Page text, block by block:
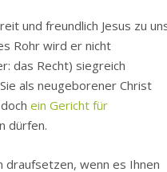
und freundlich Jesus zu
Rohr wird er nicht
das Recht) siegreich
als neugeborener Christ
dochein Gericht für
dürfen.
draufsetzen, wenn es Ihnen